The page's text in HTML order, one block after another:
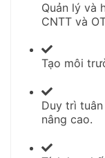
Quản lý và
CNTT và
Tạo môi
Duy trì
nâng cao.